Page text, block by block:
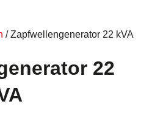
/ Zapfwellengenerator 22 kVA
22